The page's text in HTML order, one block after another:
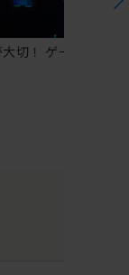
切！ ゲーミングチ